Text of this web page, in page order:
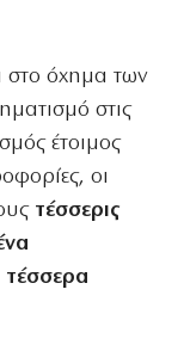
στο όχημα των
στις
έτοιμος
οι
τέσσερις